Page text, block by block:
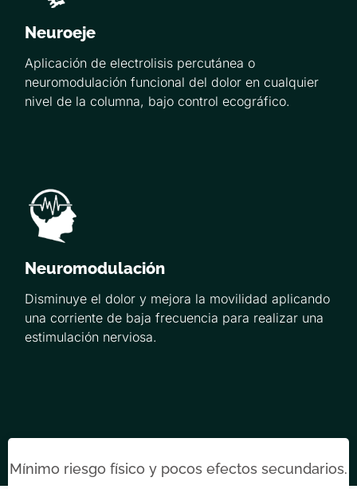
Neuroeje
Aplicación de electrolisis percutánea o
neuromodulación funcional del dolor en cualquier
nivel de la columna, bajo control ecográfico.
Neuromodulación
Disminuye el dolor y mejora la movilidad aplicando
una corriente de baja frecuencia para realizar una
estimulación nerviosa.
Mínimo riesgo físico y pocos efectos secundarios.